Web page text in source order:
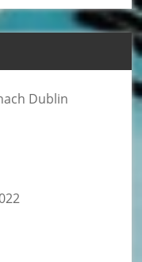
Dublin